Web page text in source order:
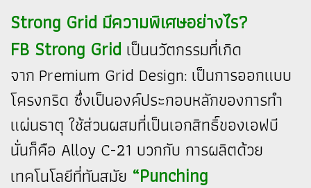
Strong Grid มีความพิเศษอย่างไร?
FB Strong Grid เป็นนวัตกรรมที่เกิด
จาก Premium Grid Design: เป็นการออกแบบ
โครงกริด ซึ่งเป็นองค์ประกอบหลักของการทำ
แผ่นธาตุ ใช้ส่วนผสมที่เป็นเอกสิทธิ์ของเอฟบี
นั่นก็คือ Alloy C-21 บวกกับ การผลิตด้วย
เทคโนโลยีที่ทันสมัย “Punching